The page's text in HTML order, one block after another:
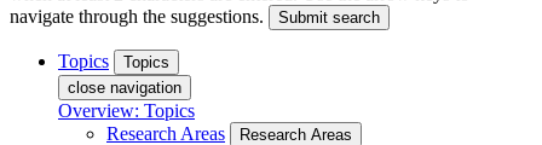
navigate through the suggestions.
Submit search
Topics
Topics
close navigation
Overview: Topics
Research Areas
Research Areas